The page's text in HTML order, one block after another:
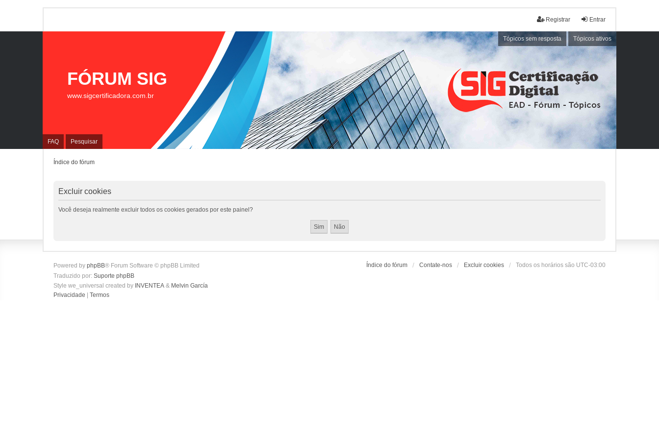
Entrar
Registrar
Tópicos sem resposta Tópicos ativos
FAQ Pesquisar
FÓRUM SIG
www.sigcertificadora.com.br
Índice do fórum
Excluir cookies
Você deseja realmente excluir todos os cookies gerados por este painel?
Índice do fórum Contate-nos Excluir cookies Todos os horários são UTC-03:00
Powered by phpBB® Forum Software © phpBB Limited
Traduzido por: Suporte phpBB
Style we_universal created by INVENTEA & Melvin García
Privacidade
Termos